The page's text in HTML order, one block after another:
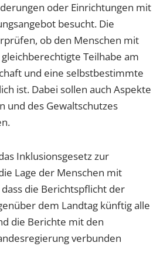
oder Einrichtungen mit
besucht. Die
ob den Menschen mit
Teilhabe am
und eine selbstbestimmte
ist. Dabei sollen auch Aspekte
und des Gewaltschutzes
Inklusionsgesetz zur
Lage der Menschen mit
die Berichtspflicht der
dem Landtag künftig alle
die Berichte mit den
verbunden